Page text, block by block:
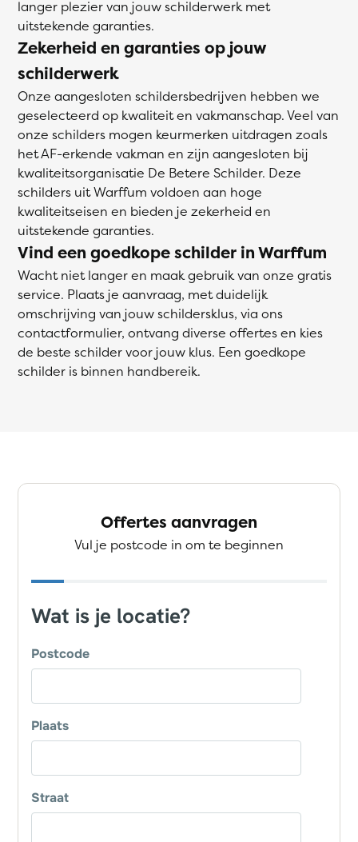
langer plezier van jouw schilderwerk met
uitstekende garanties.
Zekerheid en garanties op jouw
schilderwerk
Onze aangesloten schildersbedrijven hebben we
geselecteerd op kwaliteit en vakmanschap. Veel van
onze schilders mogen keurmerken uitdragen zoals
het AF-erkende vakman en zijn aangesloten bij
kwaliteitsorganisatie De Betere Schilder. Deze
schilders uit Warffum voldoen aan hoge
kwaliteitseisen en bieden je zekerheid en
uitstekende garanties.
Vind een goedkope schilder in Warffum
Wacht niet langer en maak gebruik van onze gratis
service. Plaats je aanvraag, met duidelijk
omschrijving van jouw schildersklus, via ons
contactformulier, ontvang diverse offertes en kies
de beste schilder voor jouw klus. Een goedkope
schilder is binnen handbereik.
Offertes aanvragen
Vul je postcode in om te beginnen